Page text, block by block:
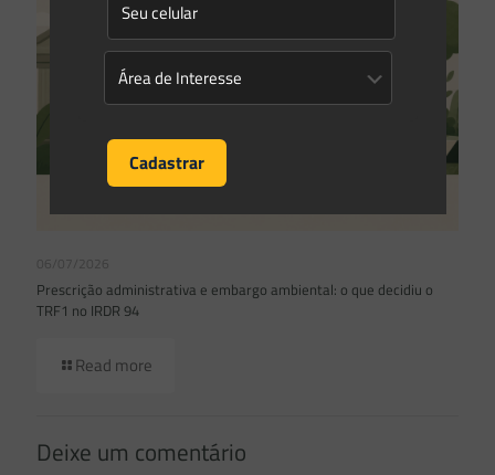
06/07/2026
Prescrição administrativa e embargo ambiental: o que decidiu o
TRF1 no IRDR 94
Read more
Deixe um comentário